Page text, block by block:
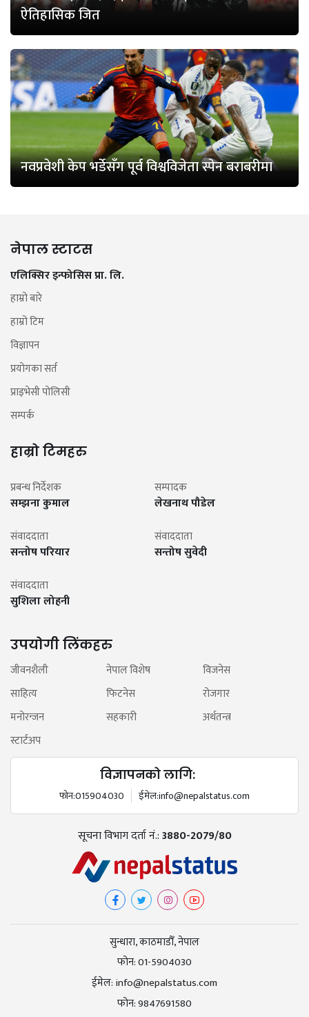
ऐतिहासिक जित
नवप्रवेशी केप भर्डेसँग पूर्व विश्वविजेता स्पेन बराबरीमा
नेपाल स्टाटस
एलिक्सिर इन्फोसिस प्रा. लि.
हाम्रो बारे
हाम्रो टिम
विज्ञापन
प्रयोगका सर्त
प्राइभेसी पोलिसी
सम्पर्क
हाम्रो टिमहरु
प्रबन्ध निर्देशक
सम्झना कुमाल
सम्पादक
लेखनाथ पौडेल
संवाददाता
सन्तोष परियार
संवाददाता
सन्तोष सुवेदी
संवाददाता
सुशिला लोहनी
उपयोगी लिंकहरु
जीवनशैली नेपाल विशेष
विजनेस
साहित्य
फिटनेस
रोजगार
मनोरन्जन
सहकारी
अर्थतन्त्र
स्टार्टअप
विज्ञापनको लागि:
फोन:015904030 ईमेल:info@nepalstatus.com
सूचना विभाग दर्ता नं.:3880-2079/80
सुन्धारा, काठमाडौँ, नेपाल
फोन:01-5904030
ईमेल: info@nepalstatus.com
फोन:9847691580